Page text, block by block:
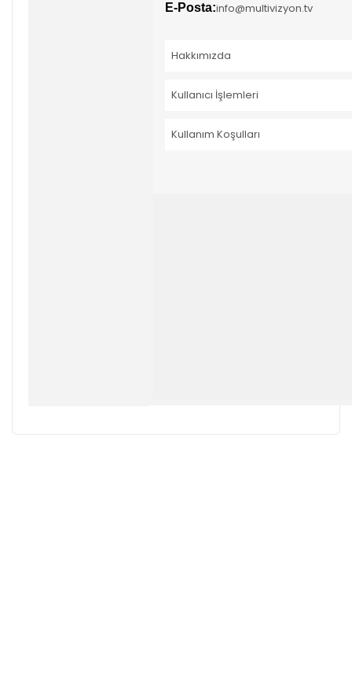
E-Posta:info@multivizyon.tv
Hakkımızda
Kullanıcı İşlemleri
Kullanım Koşulları